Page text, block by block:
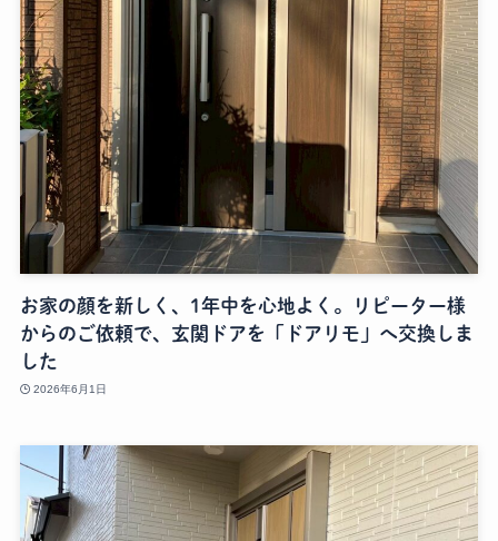
お家の顔を新しく、1年中を心地よく。リピーター様
からのご依頼で、玄関ドアを「ドアリモ」へ交換しま
した
2026年6月1日